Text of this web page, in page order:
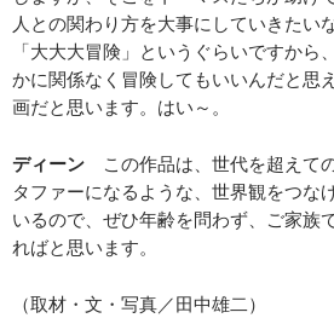
人との関わり方を大事にしていきたい
「大大大冒険」というぐらいですから
かに関係なく冒険してもいいんだと思
画だと思います。はい～。
ディーン この作品は、世代を超えて
タファーになるような、世界観をつな
いるので、ぜひ年齢を問わず、ご家族
ればと思います。
（取材・文・写真／田中雄二）